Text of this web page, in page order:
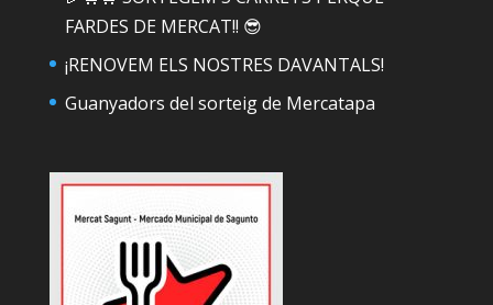
FARDES DE MERCAT!! 😎
¡RENOVEM ELS NOSTRES DAVANTALS!
Guanyadors del sorteig de Mercatapa